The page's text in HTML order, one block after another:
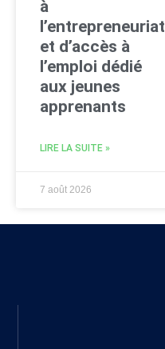
à
l’entrepreneuriat
et d’accès à
l’emploi dédié
aux jeunes
apprenants
LIRE LA SUITE »
7 août 2026